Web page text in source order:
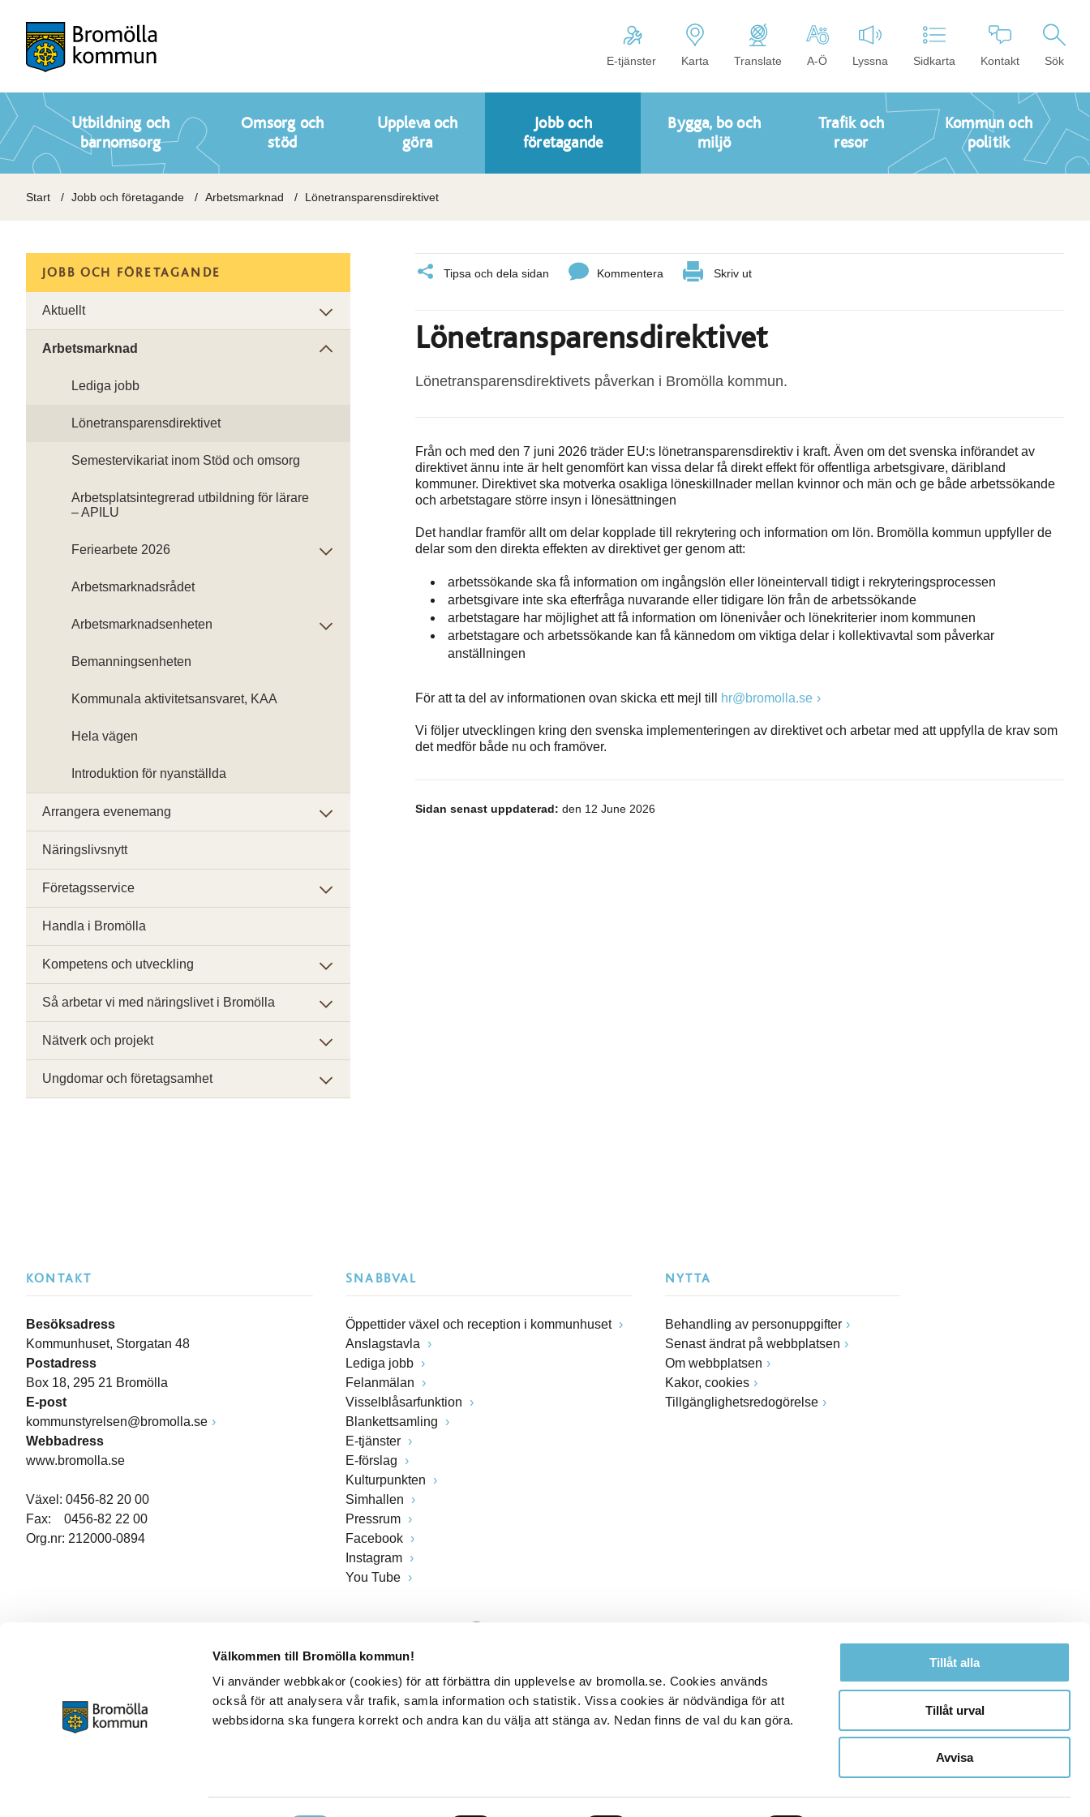
Välkommen till Bromölla kommun!
Vi använder webbkakor (cookies) för att förbättra din upplevelse av bromolla.se. Cookies används
också för att analysera vår trafik, samla information och statistik. Vissa cookies är nödvändiga för att
webbsidorna ska fungera korrekt och andra kan du välja att stänga av. Nedan finns de val du kan göra.
Tillåt alla
Tillåt urval
Avvisa
E-tjänster Karta Translate A-Ö Lyssna Sidkarta Kontakt Sök
Utbildning och
barnomsorg
Omsorg och
stöd
Uppleva och
göra
Jobb och
företagande
Bygga, bo och
miljö
Trafik och
resor
Kommun och
politik
Start Jobb och företagande Arbetsmarknad Lönetransparensdirektivet
Tipsa och dela sidan Kommentera Skriv ut
Lönetransparensdirektivet
Lönetransparensdirektivets påverkan i Bromölla kommun.
Från och med den 7 juni 2026 träder EU:s lönetransparensdirektiv i kraft. Även om det svenska införandet av
direktivet ännu inte är helt genomfört kan vissa delar få direkt effekt för offentliga arbetsgivare, däribland
kommuner. Direktivet ska motverka osakliga löneskillnader mellan kvinnor och män och ge både arbetssökande
och arbetstagare större insyn i lönesättningen
Det handlar framför allt om delar kopplade till rekrytering och information om lön. Bromölla kommun uppfyller de
delar som den direkta effekten av direktivet ger genom att:
arbetssökande ska få information om ingångslön eller löneintervall tidigt i rekryteringsprocessen
arbetsgivare inte ska efterfråga nuvarande eller tidigare lön från de arbetssökande
arbetstagare har möjlighet att få information om lönenivåer och lönekriterier inom kommunen
arbetstagare och arbetssökande kan få kännedom om viktiga delar i kollektivavtal som påverkar
anställningen
För att ta del av informationen ovan skicka ett mejl till hr@bromolla.se
Vi följer utvecklingen kring den svenska implementeringen av direktivet och arbetar med att uppfylla de krav som
det medför både nu och framöver.
Sidan senast uppdaterad: den 12 June 2026
JOBB OCH FÖRETAGANDE
Aktuellt
Arbetsmarknad
Lediga jobb
Lönetransparensdirektivet
Semestervikariat inom Stöd och omsorg
Arbetsplatsintegrerad utbildning för lärare
– APILU
Feriearbete 2026
Arbetsmarknadsrådet
Arbetsmarknadsenheten
Bemanningsenheten
Kommunala aktivitetsansvaret, KAA
Hela vägen
Introduktion för nyanställda
Arrangera evenemang
Näringslivsnytt
Företagsservice
Handla i Bromölla
Kompetens och utveckling
Så arbetar vi med näringslivet i Bromölla
Nätverk och projekt
Ungdomar och företagsamhet
KONTAKT
Besöksadress
Kommunhuset, Storgatan 48
Postadress
Box 18, 295 21 Bromölla
E-post
kommunstyrelsen@bromolla.se
Webbadress
www.bromolla.se
Växel: 0456-82 20 00
Fax: 0456-82 22 00
Org.nr: 212000-0894
SNABBVAL
Öppettider växel och reception i kommunhuset
Anslagstavla
Lediga jobb
Felanmälan
Visselblåsarfunktion
Blankettsamling
E-tjänster
E-förslag
Kulturpunkten
Simhallen
Pressrum
Facebook
Instagram
You Tube
NYTTA
Behandling av personuppgifter
Senast ändrat på webbplatsen
Om webbplatsen
Kakor, cookies
Tillgänglighetsredogörelse